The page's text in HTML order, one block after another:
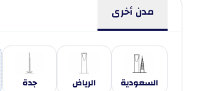
مدن أخرى
السعودية الرياض جدة